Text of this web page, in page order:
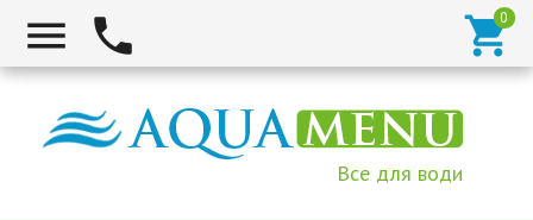
  
Все для води